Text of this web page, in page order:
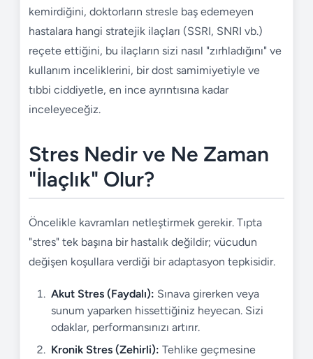
kemirdiğini, doktorların stresle baş edemeyen
hastalara hangi stratejik ilaçları (SSRI, SNRI vb.)
reçete ettiğini, bu ilaçların sizi nasıl "zırhladığını" ve
kullanım inceliklerini, bir dost samimiyetiyle ve
tıbbi ciddiyetle, en ince ayrıntısına kadar
inceleyeceğiz.
Stres Nedir ve Ne Zaman
"İlaçlık" Olur?
Öncelikle kavramları netleştirmek gerekir. Tıpta
"stres" tek başına bir hastalık değildir; vücudun
değişen koşullara verdiği bir adaptasyon tepkisidir.
Akut Stres (Faydalı): Sınava girerken veya
sunum yaparken hissettiğiniz heyecan. Sizi
odaklar, performansınızı artırır.
Kronik Stres (Zehirli): Tehlike geçmesine